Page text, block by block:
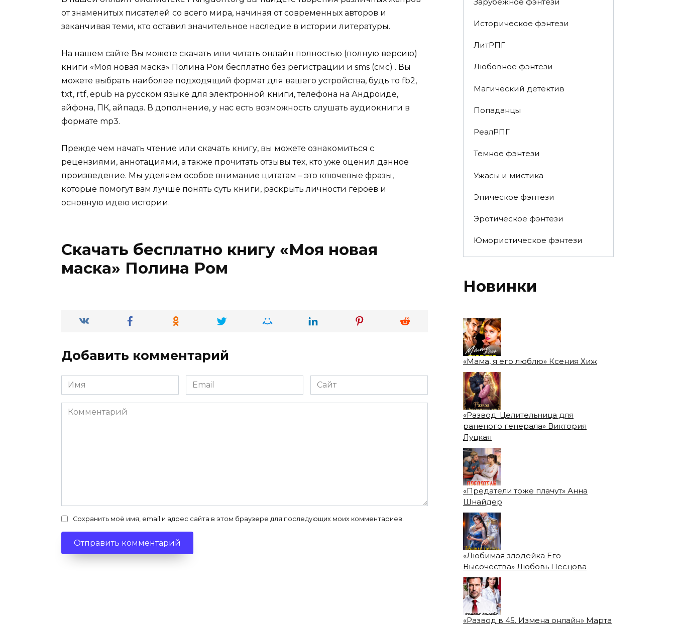
от знаменитых писателей со всего мира, начиная от современных авторов и
заканчивая теми, кто оставил значительное наследие в истории литературы.
На нашем сайте Вы можете скачать или читать онлайн полностью (полную версию)
книги «Моя новая маска» Полина Ром бесплатно без регистрации и sms (смс) . Вы
можете выбрать наиболее подходящий формат для вашего устройства, будь то fb2,
txt, rtf, epub на русском языке для электронной книги, телефона на Андроиде,
айфона, ПК, айпада. В дополнение, у нас есть возможность слушать аудиокниги в
формате mp3.
Прежде чем начать чтение или скачать книгу, вы можете ознакомиться с
рецензиями, аннотациями, а также прочитать отзывы тех, кто уже оценил данное
произведение. Мы уделяем особое внимание цитатам – это ключевые фразы,
которые помогут вам лучше понять суть книги, раскрыть личности героев и
основную идею истории.
Скачать бесплатно книгу «Моя новая
маска» Полина Ром
Добавить комментарий
Имя
*
Email
*
Сайт
Комментарий
Сохранить моё имя, email и адрес сайта в этом браузере для последующих моих комментариев.
Историческое фэнтези
ЛитРПГ
Любовное фэнтези
Магический детектив
Попаданцы
РеалРПГ
Темное фэнтези
Ужасы и мистика
Эпическое фэнтези
Эротическое фэнтези
Юмористическое фэнтези
Новинки
«Мама, я его люблю» Ксения Хиж
«Развод. Целительница для
раненого генерала» Виктория
Луцкая
«Предатели тоже плачут» Анна
Шнайдер
«Любимая злодейка Его
Высочества» Любовь Песцова
«Развод в 45. Измена онлайн» Марта